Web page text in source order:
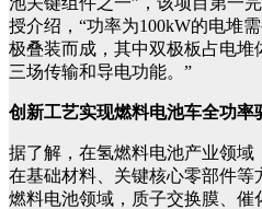
授介绍，“功率为100kW的电堆
极叠装而成，其中双极板占电堆
三场传输和导电功能。”
创新工艺实现燃料电池车全功率
据了解，在氢燃料电池产业领域
在基础材料、关键核心零部件
燃料电池领域，质子交换膜、